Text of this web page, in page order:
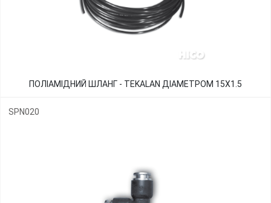
ПОЛІАМІДНИЙ ШЛАНГ - TEKALAN ДІАМЕТРОМ 15Х1.5
SPN020